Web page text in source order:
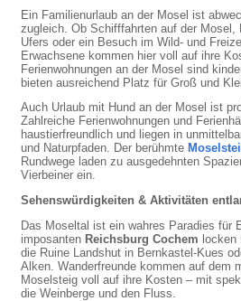
Ein Familienurlaub an der Mosel ist
zugleich. Ob Schifffahrten auf der Mosel,
Ufers oder ein Besuch im Wild- und
Erwachsene kommen hier voll auf ihre
Ferienwohnungen an der Mosel sind
bieten ausreichend Platz für Groß und
Auch Urlaub mit Hund an der Mosel ist
Zahlreiche Ferienwohnungen und
haustierfreundlich und liegen in
und Naturpfaden. Der berühmte
Rundwege laden zu ausgedehnten
Vierbeiner ein.
Sehenswürdigkeiten & Aktivitäten
Das Moseltal ist ein wahres Paradies für
imposanten Reichsburg Cochem locken
die Ruine Landshut in Bernkastel-Kues
Alken. Wanderfreunde kommen auf dem
Moselsteig voll auf ihre Kosten – mit
die Weinberge und den Fluss.